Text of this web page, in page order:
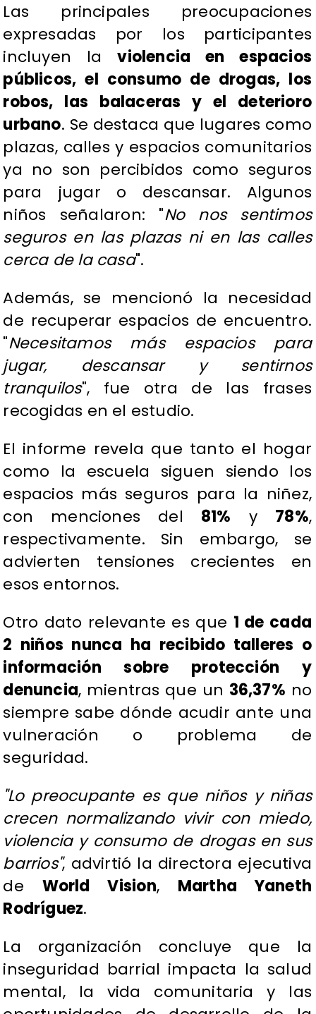
Las principales preocupaciones
expresadas por los participantes
incluyen laviolencia en espacios
públicos, el consumo de drogas, los
robos, las balaceras y el deterioro
urbano. Se destaca que lugares como
plazas, calles y espacios comunitarios
ya no son percibidos como seguros
para jugar o descansar. Algunos
niños señalaron: "No nos sentimos
seguros en las plazas ni en las calles
cerca de la casa".
Además, se mencionó la necesidad
de recuperar espacios de encuentro.
"Necesitamos más espacios para
jugar, descansar y sentirnos
tranquilos", fue otra de las frases
recogidas en el estudio.
El informe revela que tanto el hogar
como la escuela siguen siendo los
espacios más seguros para la niñez,
con menciones del 81% y 78%,
respectivamente. Sin embargo, se
advierten tensiones crecientes en
esos entornos.
Otro dato relevante es que 1 de cada
2 niños nunca ha recibido talleres o
información sobre protección y
denuncia, mientras que un 36,37% no
siempre sabe dónde acudir ante una
vulneración o problema de
seguridad.
"Lo preocupante es que niños y niñas
crecen normalizando vivir con miedo,
violencia y consumo de drogas en sus
barrios", advirtió la directora ejecutiva
de World Vision, Martha Yaneth
Rodríguez.
La organización concluye que la
inseguridad barrial impacta la salud
mental, la vida comunitaria y las